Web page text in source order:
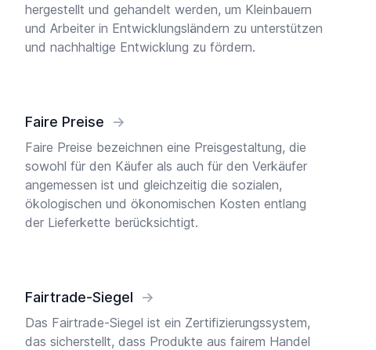
hergestellt und gehandelt werden, um Kleinbauern
und Arbeiter in Entwicklungsländern zu unterstützen
und nachhaltige Entwicklung zu fördern.
Faire Preise →
Faire Preise bezeichnen eine Preisgestaltung, die
sowohl für den Käufer als auch für den Verkäufer
angemessen ist und gleichzeitig die sozialen,
ökologischen und ökonomischen Kosten entlang
der Lieferkette berücksichtigt.
Fairtrade-Siegel →
Das Fairtrade-Siegel ist ein Zertifizierungssystem,
das sicherstellt, dass Produkte aus fairem Handel